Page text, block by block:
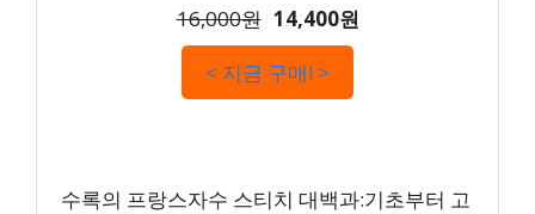
16,000원 14,400원
< 지금 구매! >
수록의 프랑스자수 스티치 대백과:기초부터 고